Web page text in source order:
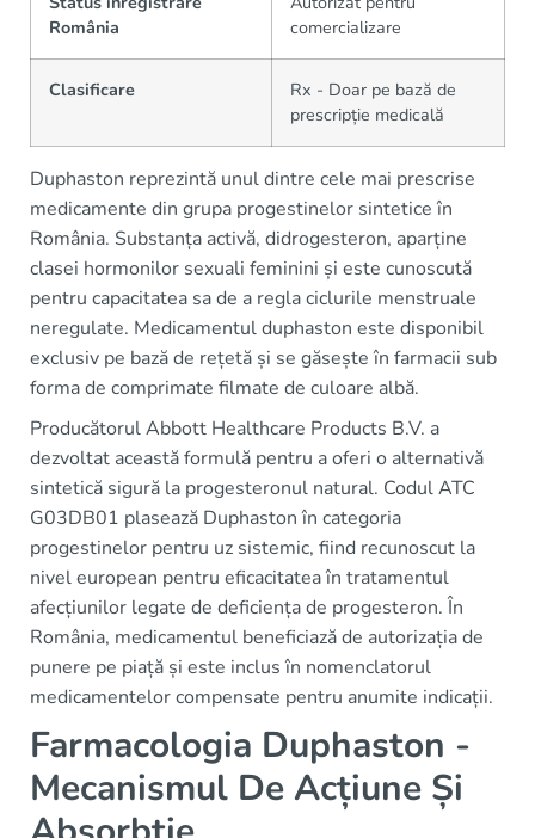
România
comercializare
Clasificare
Rx - Doar pe bază de
prescripție medicală
Duphaston reprezintă unul dintre cele mai prescrise
medicamente din grupa progestinelor sintetice în
România. Substanța activă, didrogesteron, aparține
clasei hormonilor sexuali feminini și este cunoscută
pentru capacitatea sa de a regla ciclurile menstruale
neregulate. Medicamentul duphaston este disponibil
exclusiv pe bază de rețetă și se găsește în farmacii sub
forma de comprimate filmate de culoare albă.
Producătorul Abbott Healthcare Products B.V. a
dezvoltat această formulă pentru a oferi o alternativă
sintetică sigură la progesteronul natural. Codul ATC
G03DB01 plasează Duphaston în categoria
progestinelor pentru uz sistemic, fiind recunoscut la
nivel european pentru eficacitatea în tratamentul
afecțiunilor legate de deficiența de progesteron. În
România, medicamentul beneficiază de autorizația de
punere pe piață și este inclus în nomenclatorul
medicamentelor compensate pentru anumite indicații.
Farmacologia Duphaston -
Mecanismul De Acțiune Și